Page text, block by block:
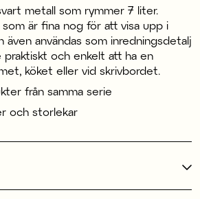
metall som rymmer 7 liter.
som är fina nog för att visa upp i
även användas som inredningsdetalj
praktiskt och enkelt att ha en
köket eller vid skrivbordet.
från samma serie
och storlekar